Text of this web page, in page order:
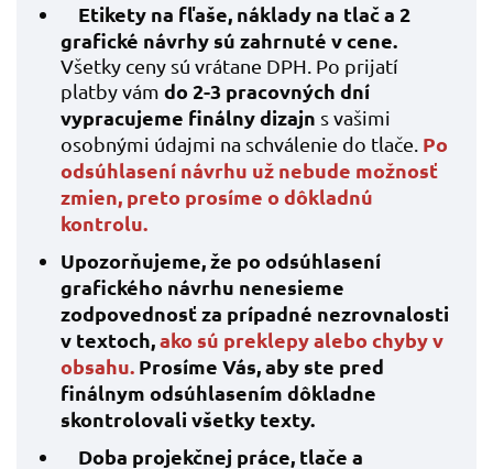
Etikety na fľaše, náklady na tlač a 2
grafické návrhy sú zahrnuté v cene.
Všetky ceny sú vrátane DPH. Po prijatí
platby vám do 2-3 pracovných dní
vypracujeme finálny dizajn s vašimi
osobnými údajmi na schválenie do tlače. Po
odsúhlasení návrhu už nebude možnosť
zmien, preto prosíme o dôkladnú
kontrolu.
Upozorňujeme, že po odsúhlasení
grafického návrhu nenesieme
zodpovednosť za prípadné nezrovnalosti
v textoch,ako sú preklepy alebo chyby v
obsahu. Prosíme Vás, aby ste pred
finálnym odsúhlasením dôkladne
skontrolovali všetky texty.
Doba projekčnej práce, tlače a